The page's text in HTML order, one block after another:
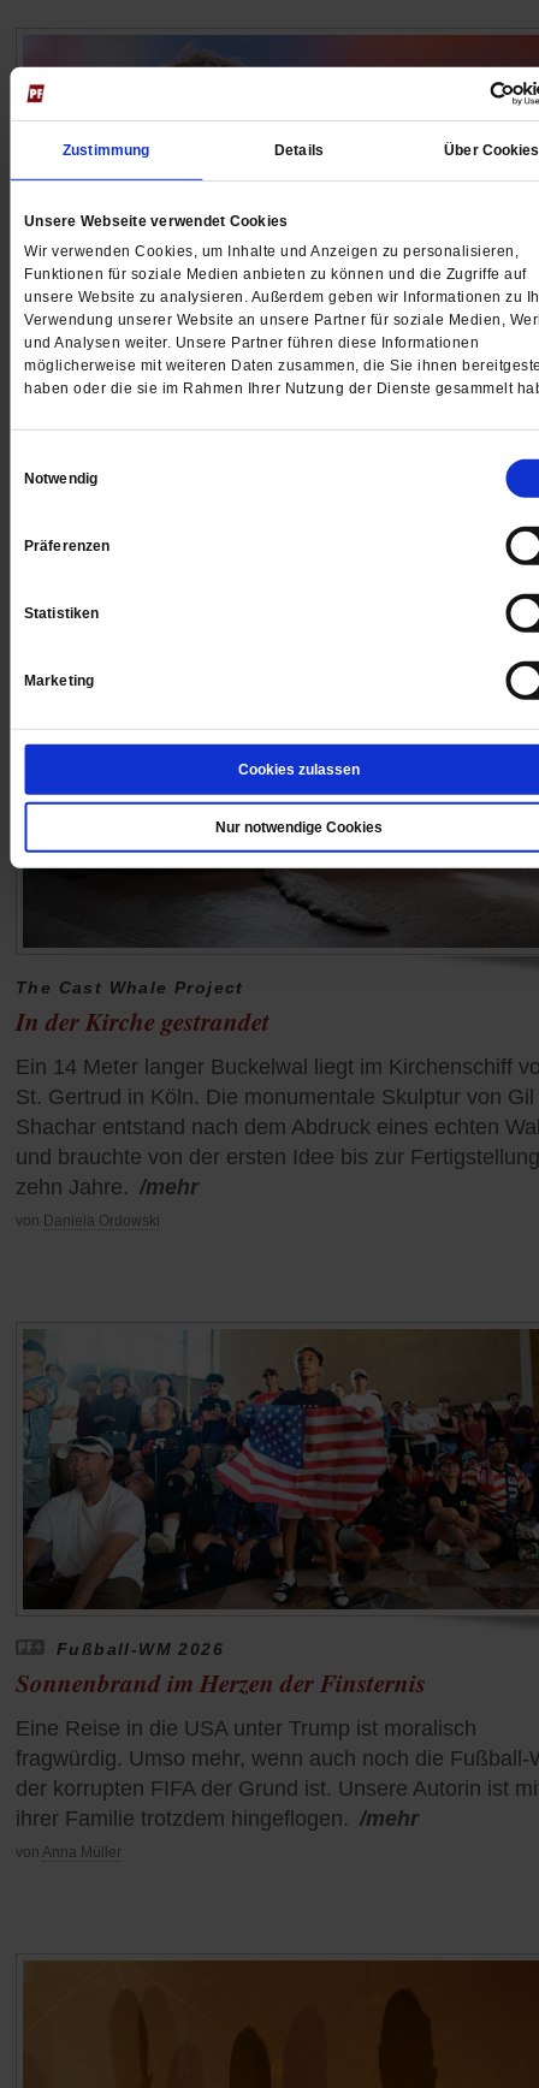
Zustimmung Details Über Cookies
Unsere Webseite verwendet Cookies
Wir verwenden Cookies, um Inhalte und Anzeigen zu personalisieren,
Funktionen für soziale Medien anbieten zu können und die Zugriffe auf
unsere Website zu analysieren. Außerdem geben wir Informationen zu
Verwendung unserer Website an unsere Partner für soziale Medien,
und Analysen weiter. Unsere Partner führen diese Informationen
möglicherweise mit weiteren Daten zusammen, die Sie ihnen
haben oder die sie im Rahmen Ihrer Nutzung der Dienste gesammelt
Notwendig
Präferenzen
Statistiken
Marketing
Cookies zulassen
Nur notwendige Cookies
Aufgefallen: Jürgen Klopp
Der betende Heilsbringer
Er bete täglich, sagt Jürgen Klopp – der neue, an
Freitag offiziell vorgestellte Fußball-Bundestrainer ist
bekennender evangelischer Christ. Aber was für
The Cast Whale Project
In der Kirche gestrandet
Ein 14 Meter langer Buckelwal liegt im Kirchenschiff
St. Gertrud in Köln. Die monumentale Skulptur von Gil
Shachar entstand nach dem Abdruck eines echten
und brauchte von der ersten Idee bis zur Fertigstellung
zehn Jahre. /mehr
von Daniela Ordowski
Fußball-WM 2026
Sonnenbrand im Herzen der Finsternis
Eine Reise in die USA unter Trump ist moralisch
fragwürdig. Umso mehr, wenn auch noch die Fußball-
der korrupten FIFA der Grund ist. Unsere Autorin ist
ihrer Familie trotzdem hingeflogen. /mehr
von Anna Müller